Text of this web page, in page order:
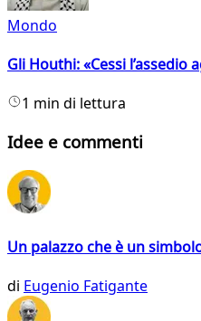
Mondo
Gli Houthi: «Cessi l’assedio
1 min di lettura
Idee e commenti
Un palazzo che è un
di Eugenio Fatigante